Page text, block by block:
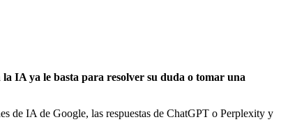
IA ya le basta para resolver su duda o tomar una
de IA de Google, las respuestas de ChatGPT o Perplexity y